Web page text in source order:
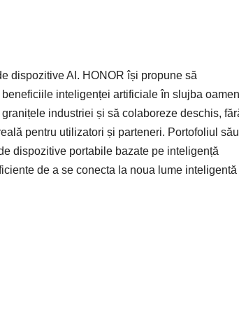
dispozitive AI. HONOR își propune să
inteligenței artificiale în slujba
industriei și să colaboreze deschis,
pentru utilizatori și parteneri. Portofoliul său
dispozitive portabile bazate pe inteligență
de a se conecta la noua lume inteligentă